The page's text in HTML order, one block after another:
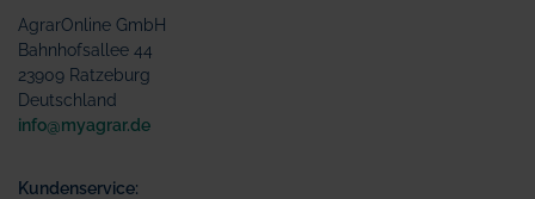
AgrarOnline GmbH
Bahnhofsallee 44
23909 Ratzeburg
Deutschland
info@myagrar.de
Kundenservice: